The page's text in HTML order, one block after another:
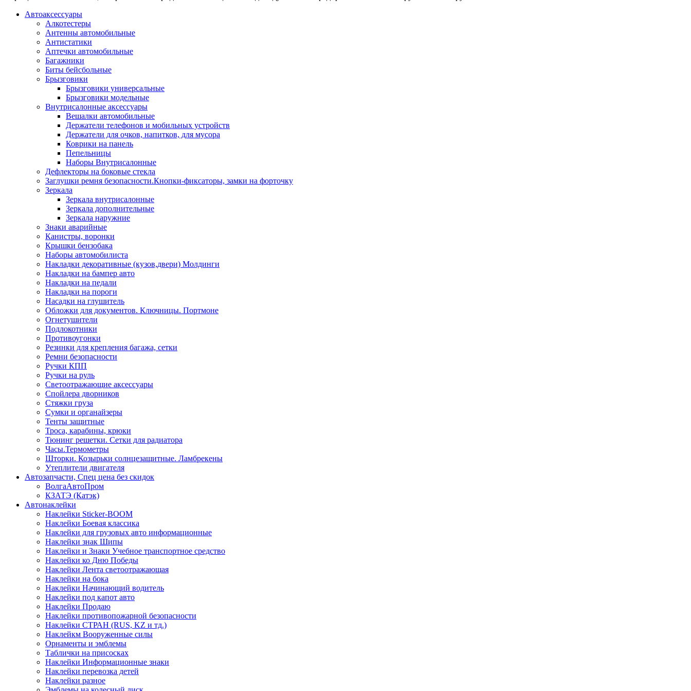
Автоаксессуары
Алкотестеры
Антенны автомобильные
Антистатики
Аптечки автомобильные
Багажники
Биты бейсбольные
Брызговики
Брызговики универсальные
Брызговики модельные
Внутрисалонные аксессуары
Вешалки автомобильные
Держатели телефонов и мобильных устройств
Держатели для очков, напитков, для мусора
Коврики на панель
Пепельницы
Наборы Внутрисалонные
Дефлекторы на боковые стекла
Заглушки ремня безопасности.Кнопки-фиксаторы, замки на форточку
Зеркала
Зеркала внутрисалонные
Зеркала дополнительные
Зеркала наружние
Знаки аварийные
Канистры, воронки
Крышки бензобака
Наборы автомобилиста
Накладки декоративные (кузов,двери) Молдинги
Накладки на бампер авто
Накладки на педали
Накладки на пороги
Насадки на глушитель
Обложки для документов. Ключницы. Портмоне
Огнетушители
Подлокотники
Противоугонки
Резинки для крепления багажа, сетки
Ремни безопасности
Ручки КПП
Ручки на руль
Светоотражающие аксессуары
Спойлера дворников
Стяжки груза
Сумки и органайзеры
Тенты защитные
Троса, карабины, крюки
Тюнинг решетки. Сетки для радиатора
Часы.Термометры
Шторки. Козырьки солнцезащитные. Ламбрекены
Утеплители двигателя
Автозапчасти, Спец цена без скидок
ВолгаАвтоПром
КЗАТЭ (Катэк)
Автонаклейки
Наклейки Sticker-BOOM
Наклейки Боевая классика
Наклейки для грузовых авто информационные
Наклейки знак Шипы
Наклейки и Знаки Учебное транспортное средство
Наклейки ко Дню Победы
Наклейки Лента светоотражающая
Наклейки на бока
Наклейки Начинающий водитель
Наклейки под капот авто
Наклейки Продаю
Наклейки противопожарной безопасности
Наклейки СТРАН (RUS, KZ и тд.)
Наклейкм Вооруженные силы
Орнаменты и эмблемы
Таблички на присосках
Наклейки Информационные знаки
Наклейки перевозка детей
Наклейки разное